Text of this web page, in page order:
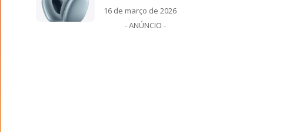
16 de março de 2026
- ANÚNCIO -